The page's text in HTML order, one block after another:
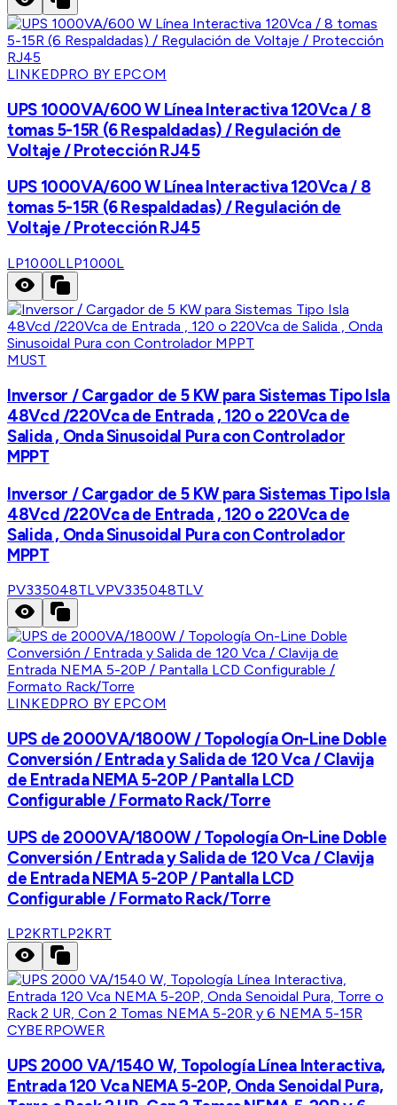
LINKEDPRO BY EPCOM
UPS 1000VA/600 W Línea Interactiva 120Vca / 8
tomas 5-15R (6 Respaldadas) / Regulación de
Voltaje / Protección RJ45
UPS 1000VA/600 W Línea Interactiva 120Vca / 8
tomas 5-15R (6 Respaldadas) / Regulación de
Voltaje / Protección RJ45
LP1000LLP1000L
MUST
Inversor / Cargador de 5 KW para Sistemas Tipo Isla
48Vcd /220Vca de Entrada , 120 o 220Vca de
Salida , Onda Sinusoidal Pura con Controlador
MPPT
Inversor / Cargador de 5 KW para Sistemas Tipo Isla
48Vcd /220Vca de Entrada , 120 o 220Vca de
Salida , Onda Sinusoidal Pura con Controlador
MPPT
PV335048TLVPV335048TLV
LINKEDPRO BY EPCOM
UPS de 2000VA/1800W / Topología On-Line Doble
Conversión / Entrada y Salida de 120 Vca / Clavija
de Entrada NEMA 5-20P / Pantalla LCD
Configurable / Formato Rack/Torre
UPS de 2000VA/1800W / Topología On-Line Doble
Conversión / Entrada y Salida de 120 Vca / Clavija
de Entrada NEMA 5-20P / Pantalla LCD
Configurable / Formato Rack/Torre
LP2KRTLP2KRT
CYBERPOWER
UPS 2000 VA/1540 W, Topología Línea Interactiva,
Entrada 120 Vca NEMA 5-20P, Onda Senoidal Pura,